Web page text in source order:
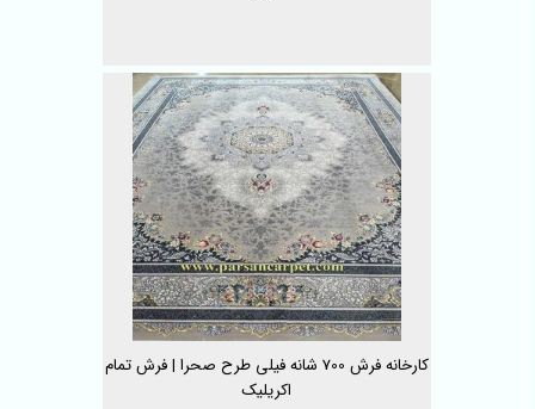
کارخانه فرش 700 شانه فیلی طرح صحرا | فرش تمام
اکریلیک